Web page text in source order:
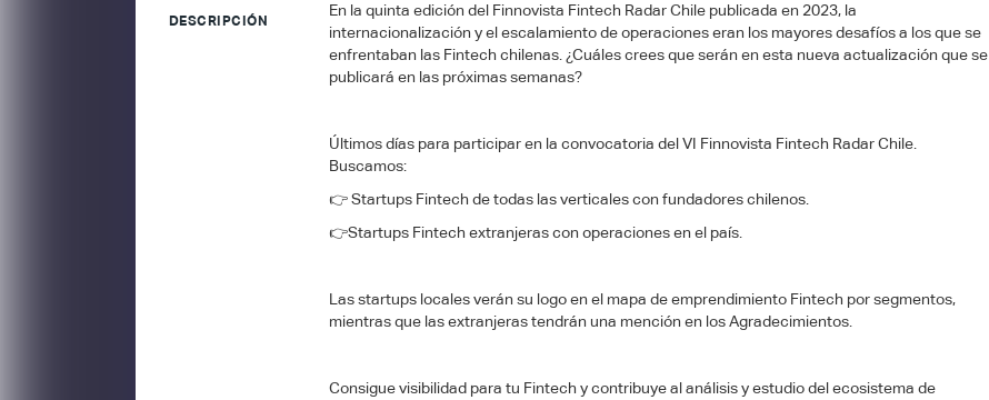
DESCRIPCIÓN
En la quinta edición del Finnovista Fintech Radar Chile publicada en 2023, la
internacionalización y el escalamiento de operaciones eran los mayores desafíos a los que se
enfrentaban las Fintech chilenas. ¿Cuáles crees que serán en esta nueva actualización que se
publicará en las próximas semanas?
Últimos días para participar en la convocatoria del VI Finnovista Fintech Radar Chile.
Buscamos:
👉 Startups Fintech de todas las verticales con fundadores chilenos.
👉Startups Fintech extranjeras con operaciones en el país.
Las startups locales verán su logo en el mapa de emprendimiento Fintech por segmentos,
mientras que las extranjeras tendrán una mención en los Agradecimientos.
Consigue visibilidad para tu Fintech y contribuye al análisis y estudio del ecosistema de